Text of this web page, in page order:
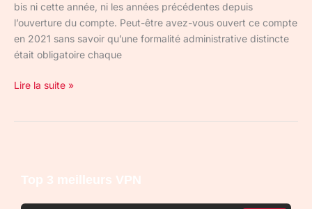
bis ni cette année, ni les années précédentes depuis
l’ouverture du compte. Peut-être avez-vous ouvert ce compte
en 2021 sans savoir qu’une formalité administrative distincte
était obligatoire chaque
Lire la suite »
Top 3 meilleurs VPN